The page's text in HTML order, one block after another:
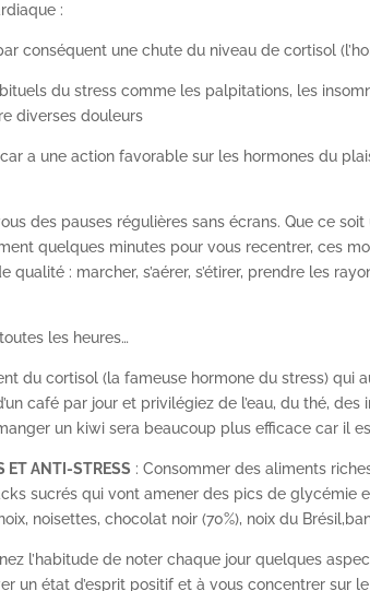
:
conséquent une chute du niveau de cortisol
du stress comme les palpitations, les
diverses douleurs
a une action favorable sur les hormones du
des pauses régulières sans écrans. Que ce
quelques minutes pour vous recentrer, ces
qualité : marcher, s’aérer, s’étirer, prendre les
les heures…
du cortisol (la fameuse hormone du stress) qui
café par jour et privilégiez de l’eau, du thé,
un kiwi sera beaucoup plus efficace car il
ET ANTI-STRESS : Consommer des aliments
sucrés qui vont amener des pics de glycémie
noisettes, chocolat noir (70%), noix du
l’habitude de noter chaque jour quelques
un état d’esprit positif et à vous concentrer sur